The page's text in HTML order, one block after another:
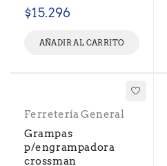
$15.296
AÑADIR AL CARRITO
Ferretería General
Grampas
p/engrampadora
crossman